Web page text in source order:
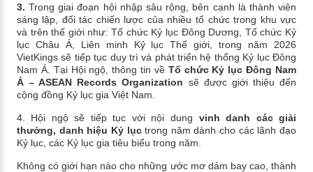
3.Trong giai đoạn hội nhập sâu rộng, bên cạnh là thành viên
sáng lập, đối tác chiến lược của nhiều tổ chức trong khu vực
và trên thế giới như: Tổ chức Kỷ lục Đông Dương, Tổ chức Kỷ
lục Châu Á, Liên minh Kỷ lục Thế giới, trong năm 2026
VietKings sẽ tiếp tục duy trì và phát triển hệ thống Kỷ lục Đông
Nam Á. Tại Hội ngộ, thông tin về Tổ chức Kỷ lục Đông Nam
Á – ASEAN Records Organization sẽ được giới thiệu đến
cộng đồng Kỷ lục gia Việt Nam.
4. Hội ngộ sẽ tiếp tục với nội dung vinh danh các giải
thưởng, danh hiệu Kỷ lụctrong năm dành cho các lãnh đạo
Kỷ lục, các Kỷ lục gia tiêu biểu trong năm.
Không có giới hạn nào cho những ước mơ dám bay cao, thành